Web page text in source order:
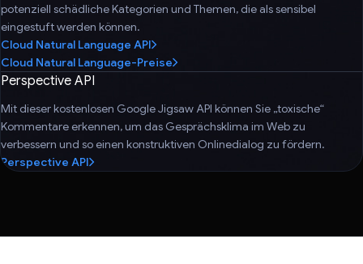
potenziell schädliche Kategorien und Themen, die als sensibel
eingestuft werden können.
Cloud Natural Language API
Cloud Natural Language-Preise
Perspective API
Mit dieser kostenlosen Google Jigsaw API können Sie „toxische“
Kommentare erkennen, um das Gesprächsklima im Web zu
verbessern und so einen konstruktiven Onlinedialog zu fördern.
Perspective API